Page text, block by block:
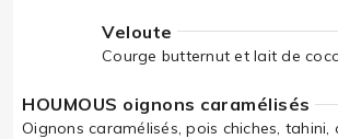
Veloute
Courge butternut et lait de
HOUMOUS oignons caramélisés
Oignons caramélisés, pois chiches, tahini,